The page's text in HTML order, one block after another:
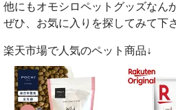
他にもオモシロペットグッズなん
ぜひ、お気に入りを探してみて下
楽天市場で人気のペット商品↓